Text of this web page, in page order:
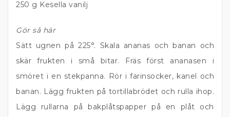
250 g Kesella vanilj
Gör så här
Sätt ugnen på 225°. Skala ananas och banan och
skär frukten i små bitar. Fräs först ananasen i
smöret i en stekpanna. Rör i farinsocker, kanel och
banan. Lägg frukten på tortillabrödet och rulla ihop.
Lägg rullarna på bakplåtspapper på en plåt och